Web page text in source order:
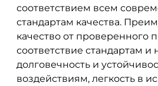
соответствием всем
стандартам качества.
качество от проверенного
соответствие стандартам и
долговечность и
воздействиям, легкость в